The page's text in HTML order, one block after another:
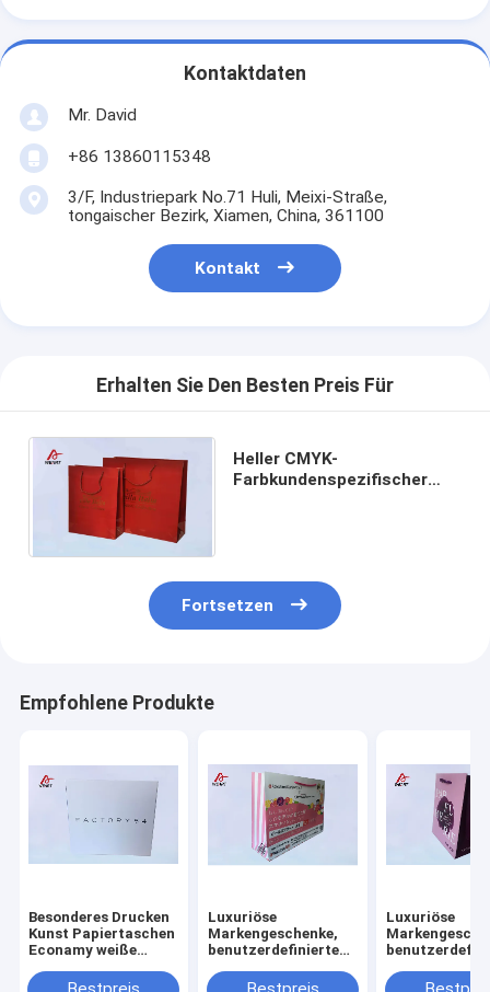
Kontaktdaten
Mr. David
+86 13860115348
3/F, Industriepark No.71 Huli, Meixi-Straße,
tongaischer Bezirk, Xiamen, China, 361100
Kontakt
Erhalten Sie Den Besten Preis Für
Heller CMYK-
Farbkundenspezifischer
Fortsetzen
Empfohlene Produkte
Besonderes Drucken
Kunst Papiertaschen
Econamy weiße
mit Matte-
Luxuriöse
Markengeschenke,
benutzerdefinierte
Ihrem eigenen Logo
Luxuriöse
Ihrem eigenen